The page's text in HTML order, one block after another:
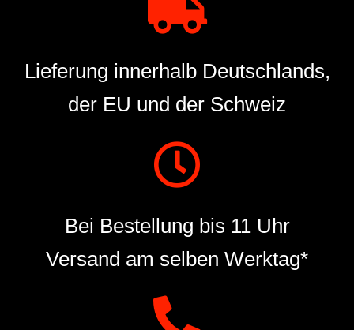
Lieferung innerhalb Deutschlands,
der EU und der Schweiz
Bei Bestellung bis 11 Uhr
Versand am selben Werktag*